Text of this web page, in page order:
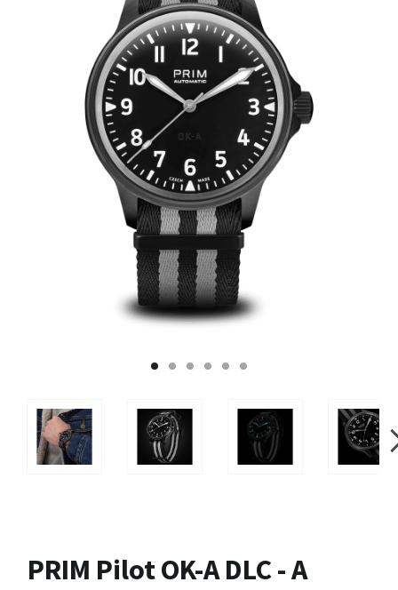
PRIM Pilot OK-A DLC - A